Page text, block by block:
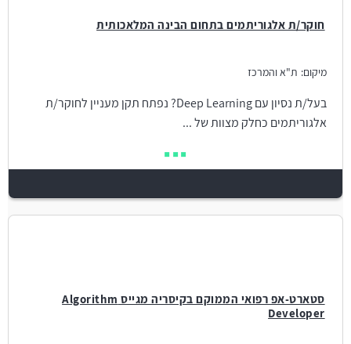
חוקר/ת אלגוריתמים בתחום הבינה המלאכותית
מיקום: ת"א והמרכז
בעל/ת נסיון עם Deep Learning? נפתח תקן מעניין לחוקר/ת
אלגוריתמים כחלק מצוות של ...
סטארט-אפ רפואי הממוקם בקיסריה מגייס Algorithm
Developer